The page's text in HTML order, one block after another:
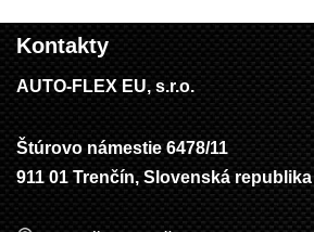
Kontakty
AUTO-FLEX EU, s.r.o.
Štúrovo námestie 6478/11
911 01 Trenčín, Slovenská republika